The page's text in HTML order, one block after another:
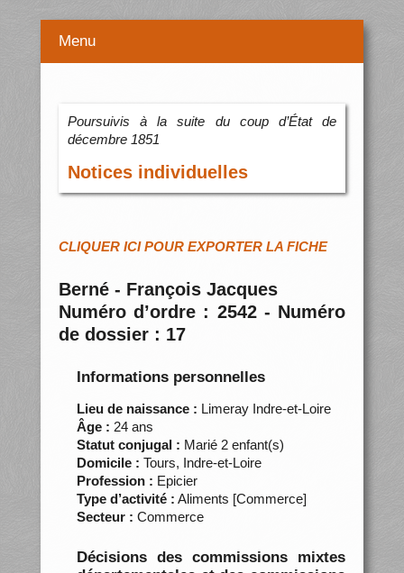
Menu
Poursuivis à la suite du coup d’État de
décembre 1851
Notices individuelles
CLIQUER ICI POUR EXPORTER LA FICHE
Berné - François Jacques
Numéro d’ordre : 2542 - Numéro
de dossier : 17
Informations personnelles
Lieu de naissance : Limeray Indre-et-Loire
Âge : 24 ans
Statut conjugal : Marié 2 enfant(s)
Domicile : Tours, Indre-et-Loire
Profession : Epicier
Type d’activité : Aliments [Commerce]
Secteur : Commerce
Décisions des commissions mixtes